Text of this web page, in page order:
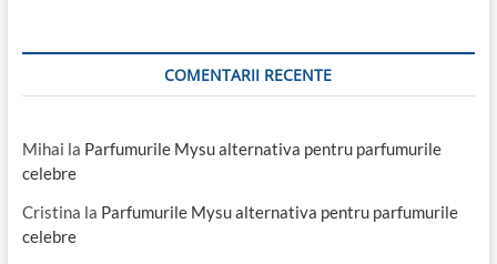
COMENTARII RECENTE
Mihai la Parfumurile Mysu alternativa pentru parfumurile
celebre
Cristina la Parfumurile Mysu alternativa pentru parfumurile
celebre